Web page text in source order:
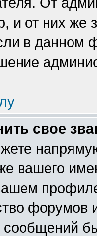
и от них же
в данном
свое
вашего
форумов
сообщений